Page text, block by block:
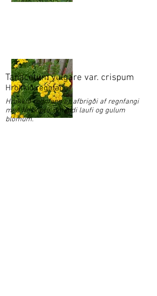
Hrokkið regnfang
Tanacetum vulgare var. crispum
Hrokkið regnfang er afbrigði af regnfangi
með fínskiptu, ilmandi laufi og gulum
blómum.